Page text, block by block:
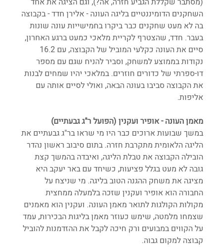
השחקנים הדומיננטיים בליגה העונה - אלירן חדד - בקבוצה
בה לא מעט שחקנים כבר ביקרו בחמישייות עונה שונות
בעבר. חדד, שהצטרף לקריית מלאכי כמעט ברגע האחרון,
נקודות בממוצע למשחק, וסביר להניח שגם עם מספר
דו-ספרתי של כדורים חוזרים. במלאכי יהיו שמחים לבנות
את הקבוצה סביבו בעונה הבאה, ואולי לסיים אותה עם
אליפות.
מאמן העונה - אופיר ועקנין (הפועל ר"ג גבעתיים)
במשך שבועות ארוכים כבר היו מי שראו בר"ג גבעתיים את
הליגה הלאומית מתקרבת חזרה. בתום סיבוב ראשון נהדר
הובילה הקבוצה את טבלת הליגה, ואיבדה בהמשך קצת
גובה לא מעט בגלל פציעות, כשיחד עם באר יעקב היא
מציגה את משחק ההגנה הטוב בליגה. מי שניצח על
החבורה הוא אופיר ועקנין שזכה בלמעלה ממחצית
מקולות הקולגות לתואר מאמן העונה. ועקנין הוא מאמנים
שצמחו מלמטה, שימש כעוזר מאמן בליגות הבכירות, עמד
על הקווים במבועים ורק חיכה לקבל את ההזדמנות להוביל
קבוצה למקום גבוה.